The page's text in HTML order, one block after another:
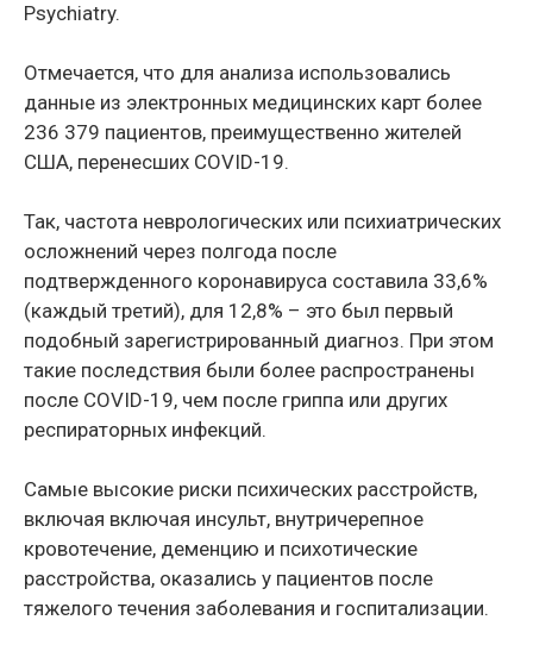
Psychiatry.
Отмечается, что для анализа использовались
данные из электронных медицинских карт более
236 379 пациентов, преимущественно жителей
США, перенесших COVID-19.
Так, частота неврологических или психиатрических
осложнений через полгода после
подтвержденного коронавируса составила 33,6%
(каждый третий), для 12,8% – это был первый
подобный зарегистрированный диагноз. При этом
такие последствия были более распространены
после COVID-19, чем после гриппа или других
респираторных инфекций.
Самые высокие риски психических расстройств,
включая включая инсульт, внутричерепное
кровотечение, деменцию и психотические
расстройства, оказались у пациентов после
тяжелого течения заболевания и госпитализации.